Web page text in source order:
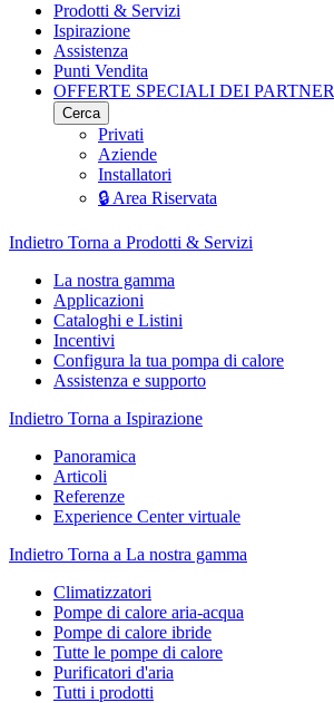
Prodotti & Servizi
Ispirazione
Assistenza
Punti Vendita
OFFERTE SPECIALI DEI PARTNER
Cerca
Privati
Aziende
Installatori
🔒 Area Riservata
Indietro Torna a Prodotti & Servizi
La nostra gamma
Applicazioni
Cataloghi e Listini
Incentivi
Configura la tua pompa di calore
Assistenza e supporto
Indietro Torna a Ispirazione
Panoramica
Articoli
Referenze
Experience Center virtuale
Indietro Torna a La nostra gamma
Climatizzatori
Pompe di calore aria-acqua
Pompe di calore ibride
Tutte le pompe di calore
Purificatori d'aria
Tutti i prodotti